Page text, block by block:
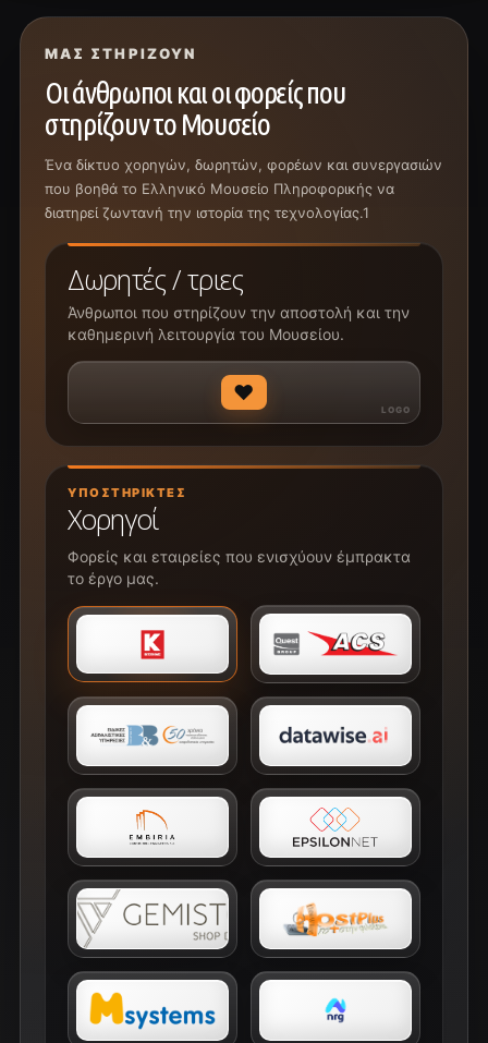
ΜΑΣ ΣΤΗΡΊΖΟΥΝ
Οι άνθρωποι και οι φορείς που
στηρίζουν το Μουσείο
Ένα δίκτυο χορηγών, δωρητών, φορέων και συνεργασιών
που βοηθά το Ελληνικό Μουσείο Πληροφορικής να
διατηρεί ζωντανή την ιστορία της τεχνολογίας.1
Δωρητές / τριες
Άνθρωποι που στηρίζουν την αποστολή και την
καθημερινή λειτουργία του Μουσείου.
♥
ΥΠΟΣΤΗΡΙΚΤΈΣ
Χορηγοί
Φορείς και εταιρείες που ενισχύουν έμπρακτα
το έργο μας.